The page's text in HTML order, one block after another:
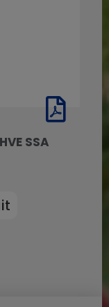
SSA